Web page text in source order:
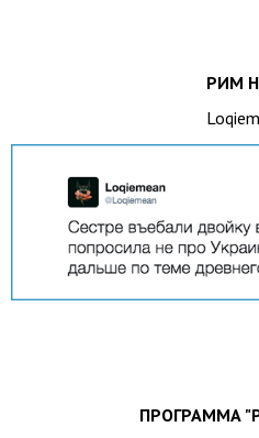
РИМ
ПРОГРАММА